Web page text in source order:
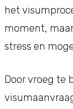
het
moment,
stress en
Door vroeg te